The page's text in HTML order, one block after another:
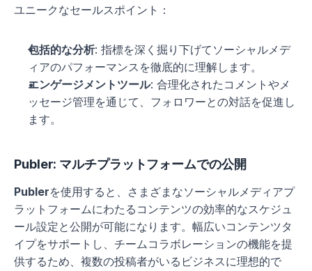
ユニークなセールスポイント：
包括的な分析: 指標を深く掘り下げてソーシャルメデ
ィアのパフォーマンスを徹底的に理解します。
エンゲージメントツール: 合理化されたコメントやメ
ッセージ管理を通じて、フォロワーとの対話を促進し
ます。
Publer: マルチプラットフォームでの公開
Publerを使用すると、さまざまなソーシャルメディアプ
ラットフォームにわたるコンテンツの効率的なスケジュ
ール設定と公開が可能になります。幅広いコンテンツタ
イプをサポートし、チームコラボレーションの機能を提
供するため、複数の投稿者がいるビジネスに理想的で